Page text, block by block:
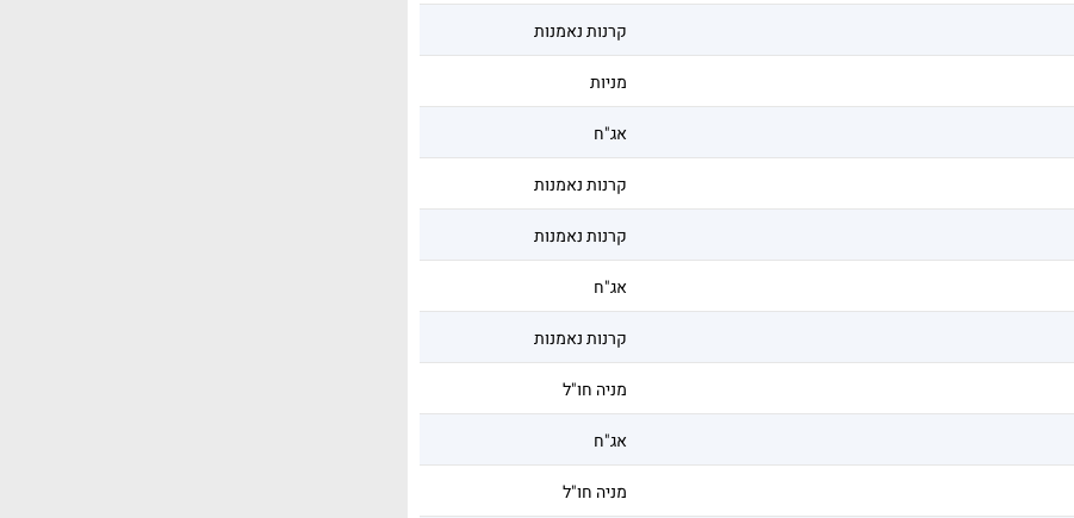
קרנות נאמנות
מניות
אג"ח
קרנות נאמנות
קרנות נאמנות
אג"ח
קרנות נאמנות
מניה חו"ל
אג"ח
מניה חו"ל